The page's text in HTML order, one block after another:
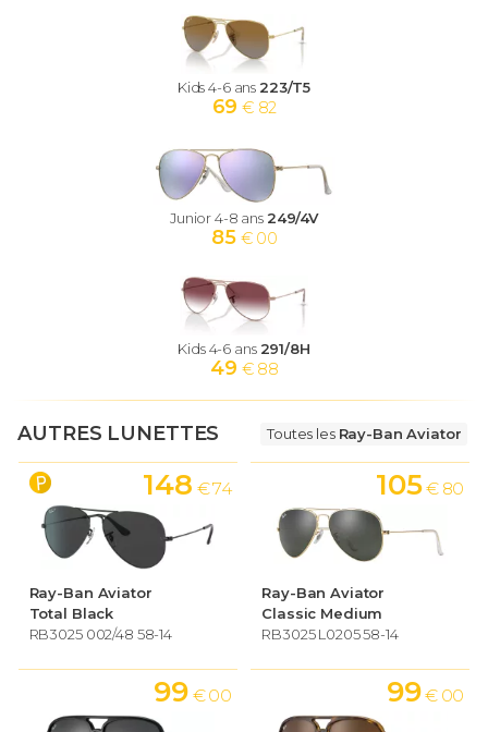
Kids 4-6 ans 223/T5
69 € 82
Junior 4-8 ans 249/4V
85 € 00
Kids 4-6 ans 291/8H
49 € 88
AUTRES LUNETTES Toutes les Ray-Ban Aviator
Ray-Ban Aviator
Total Black
RB3025 002/48 58-14
148 € 74
Ray-Ban Aviator
Classic Medium
RB3025 L0205 58-14
105 € 80
99 € 00 99 € 00